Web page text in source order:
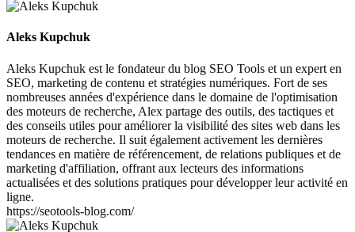
Aleks Kupchuk
Aleks Kupchuk est le fondateur du blog SEO Tools et un expert en
SEO, marketing de contenu et stratégies numériques. Fort de ses
nombreuses années d'expérience dans le domaine de l'optimisation
des moteurs de recherche, Alex partage des outils, des tactiques et
des conseils utiles pour améliorer la visibilité des sites web dans les
moteurs de recherche. Il suit également activement les dernières
tendances en matière de référencement, de relations publiques et de
marketing d'affiliation, offrant aux lecteurs des informations
actualisées et des solutions pratiques pour développer leur activité en
ligne.
https://seotools-blog.com/